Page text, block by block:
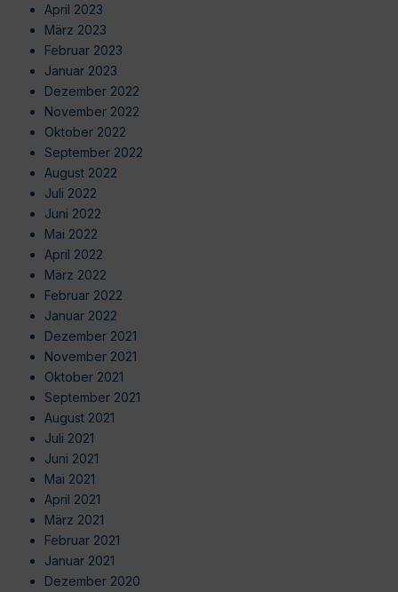
April 2023
März 2023
Februar 2023
Januar 2023
Dezember 2022
November 2022
Oktober 2022
September 2022
August 2022
Juli 2022
Juni 2022
Mai 2022
April 2022
März 2022
Februar 2022
Januar 2022
Dezember 2021
November 2021
Oktober 2021
September 2021
August 2021
Juli 2021
Juni 2021
Mai 2021
April 2021
März 2021
Februar 2021
Januar 2021
Dezember 2020